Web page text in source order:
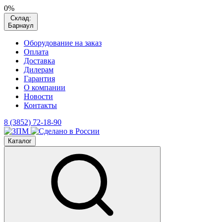
0%
Склад:
Барнаул
Оборудование на заказ
Оплата
Доставка
Дилерам
Гарантия
О компании
Новости
Контакты
8 (3852) 72-18-90
Каталог